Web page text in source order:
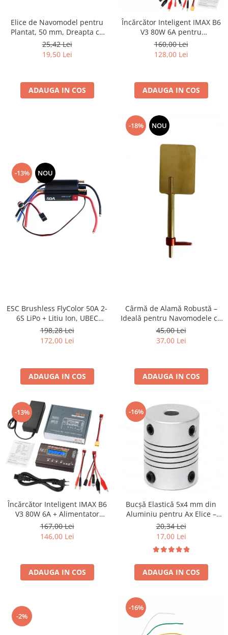
Elice de Navomodel pentru
Plantat, 50 mm, Dreapta cu
Filet M4 – Design cu Două
Pale
25,42 Lei
19,50 Lei
ADAUGA IN COS
Încărcător Inteligent IMAX B6
V3 80W 6A pentru
Acumulatori LiPo, Li-Ion, LiHV,
LiFe, NiMH, NiCd și Plumb, cu
Alimentator AC Inclus
160,00 Lei
128,00 Lei
ADAUGA IN COS
-13% NOU
ESC Brushless FlyColor 50A 2-
6S LiPo + Litiu Ion, UBEC
Inclus – Performanță și Răcire
Eficientă pentru Bărci RC
198,28 Lei
172,00 Lei
ADAUGA IN COS
-18% NOU
Cârmă de Alamă Robustă –
Ideală pentru Navomodele cu
Motoare Brushless și Periate
45,00 Lei
37,00 Lei
ADAUGA IN COS
-13%
Încărcător Inteligent IMAX B6
V3 80W 6A + Alimentator
SAGEM – Pachet Promoțional
pentru Acumulatori 2S-6S
AC Inclus
167,00 Lei
146,00 Lei
ADAUGA IN COS
-16%
Bucșă Elastică 5x4 mm din
Aluminiu pentru Ax Elice –
Soluție Versatilă și Durabilă
20,34 Lei
17,00 Lei
ADAUGA IN COS
-2%
-16%